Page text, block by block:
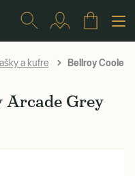
a kufre Bellroy Cooler
Arcade Grey